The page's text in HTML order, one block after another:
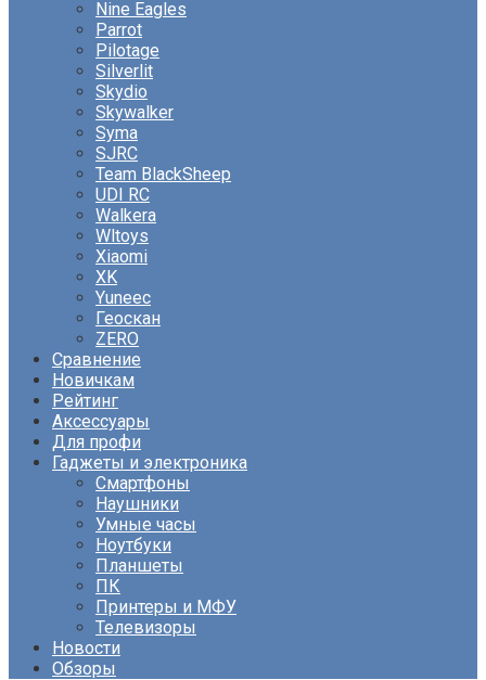
Nine Eagles
Parrot
Pilotage
Silverlit
Skydio
Skywalker
Syma
SJRC
Team BlackSheep
UDI RC
Walkera
Wltoys
Xiaomi
XK
Yuneec
Геоскан
ZERO
Сравнение
Новичкам
Рейтинг
Аксессуары
Для профи
Гаджеты и электроника
Смартфоны
Наушники
Умные часы
Ноутбуки
Планшеты
ПК
Принтеры и МФУ
Телевизоры
Новости
Обзоры